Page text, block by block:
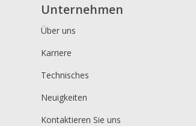
Unternehmen
Über uns
Karriere
Technisches
Neuigkeiten
Kontaktieren Sie uns